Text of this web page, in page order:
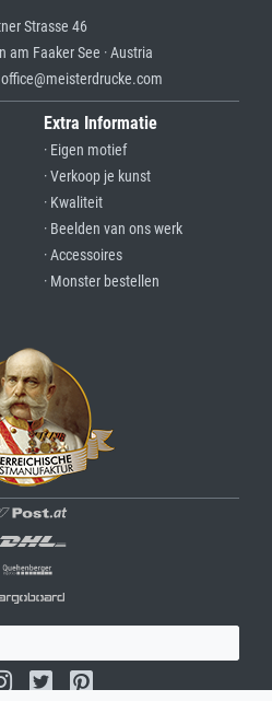
Strasse 46
am Faaker See · Austria
Extra Informatie
· Eigen motief
· Verkoop je kunst
· Kwaliteit
· Beelden van ons werk
· Accessoires
· Monster bestellen